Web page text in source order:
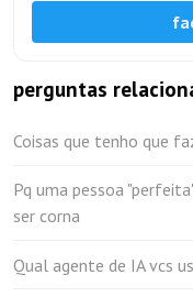
perguntas
Coisas que tenho que
Pq uma pessoa
ser corna
Qual agente de IA vcs